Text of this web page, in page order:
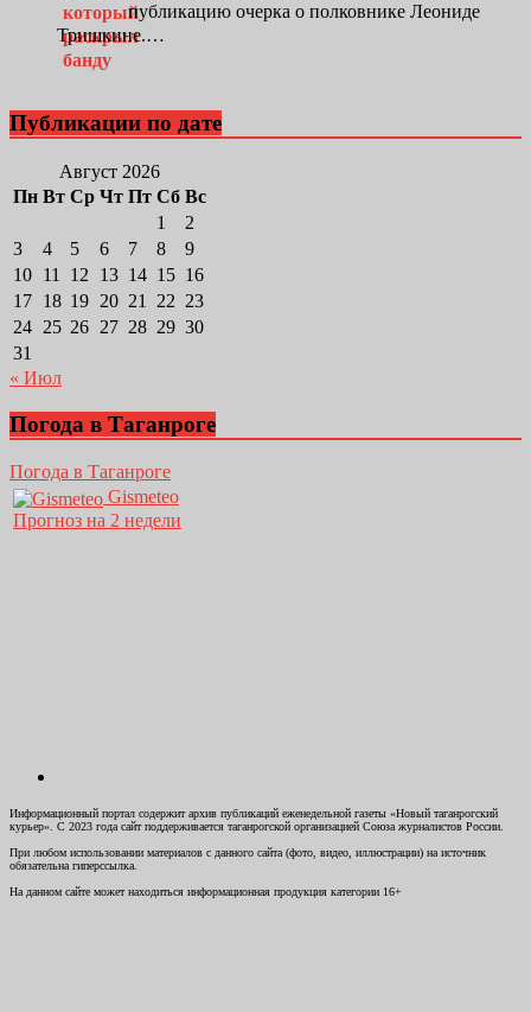
публикацию очерка о полковнике Леониде
Тришкине.…
Публикации по дате
Август 2026
Пн Вт Ср Чт Пт Сб Вс
1
2
3
4 5 6 7 8
9
10 11 12 13 14 15 16
17 18 19 20 21 22 23
24 25 26 27 28 29 30
31
« Июл
Погода в Таганроге
Погода в Таганроге
Gismeteo
Прогноз на 2 недели
Информационный портал содержит архив публикаций еженедельной газеты «Новый таганрогский
курьер». С 2023 года сайт поддерживается таганрогской организацией Союза журналистов России.
При любом использовании материалов с данного сайта (фото, видео, иллюстрации) на источник
обязательна гиперссылка.
На данном сайте может находиться информационная продукция категории 16+